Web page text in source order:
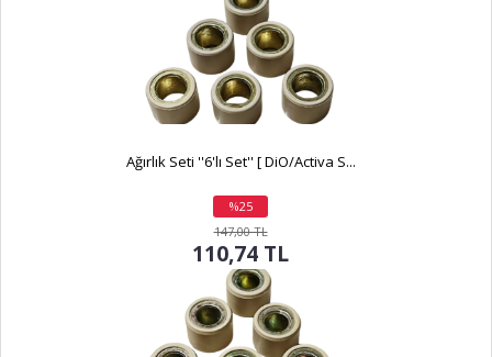
Ağırlık Seti ''6'lı Set'' [ DiO/Activa S...
%25
indirim
147,00 TL
110,74 TL